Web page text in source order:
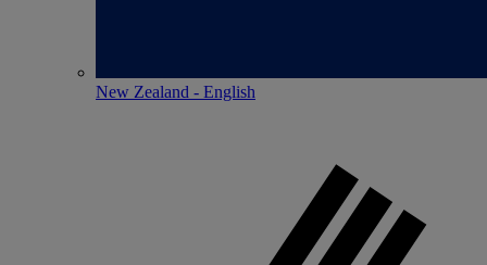
New Zealand - English